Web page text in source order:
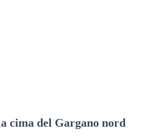
cima del Gargano nord